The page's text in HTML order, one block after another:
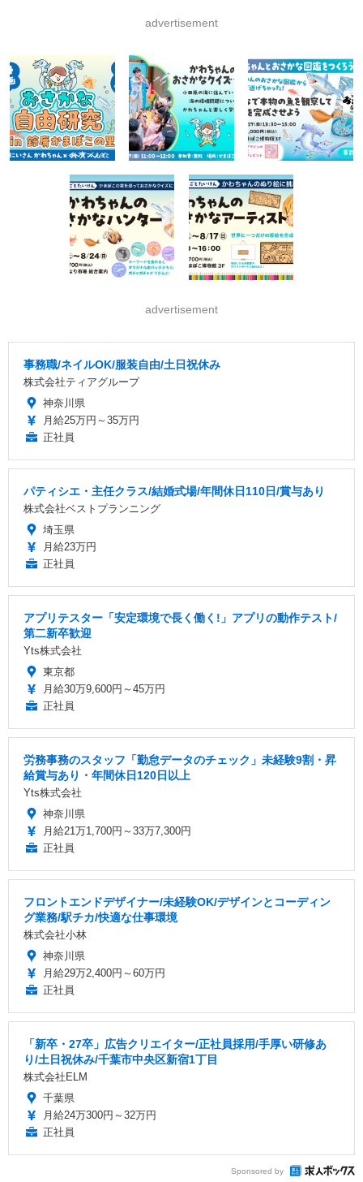
advertisement
advertisement
事務職/ネイルOK/服装自由/土日祝休み
株式会社ティアグループ
神奈川県
月給25万円～35万円
正社員
パティシエ・主任クラス/結婚式場/年間休日110日/賞与あり
株式会社ベストプランニング
埼玉県
月給23万円
正社員
アプリテスター「安定環境で長く働く!」アプリの動作テスト/
第二新卒歓迎
Yts株式会社
東京都
月給30万9,600円～45万円
正社員
労務事務のスタッフ「勤怠データのチェック」未経験9割・昇
給賞与あり・年間休日120日以上
Yts株式会社
神奈川県
月給21万1,700円～33万7,300円
正社員
フロントエンドデザイナー/未経験OK/デザインとコーディン
グ業務/駅チカ/快適な仕事環境
株式会社小林
神奈川県
月給29万2,400円～60万円
正社員
「新卒・27卒」広告クリエイター/正社員採用/手厚い研修あ
り/土日祝休み/千葉市中央区新宿1丁目
株式会社ELM
千葉県
月給24万300円～32万円
正社員
Sponsored by